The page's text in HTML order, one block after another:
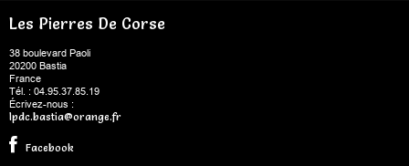
Les Pierres De Corse
38 boulevard Paoli
20200 Bastia
France
Tél. : 04.95.37.85.19
Écrivez-nous :
lpdc.bastia@orange.fr
Facebook